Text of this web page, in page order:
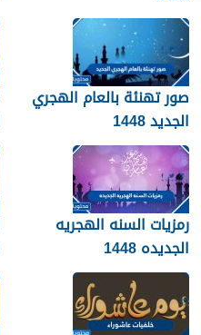
صور تهنئة بالعام الهجري
الجديد 1448
رمزيات السنه الهجريه
الجديده 1448